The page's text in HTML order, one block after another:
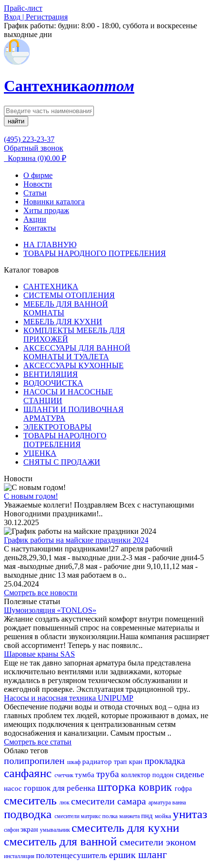
Прайс-лист
Вход | Регистрация
График работы: будни: 8:00 - 18:00, суббота и воскресенье
выходные дни
Сантехникаоптом
найти
(495) 223-23-37
Обратный звонок
Корзина (0)0.00 ₽
О фирме
Новости
Статьи
Новинки каталога
Хиты продаж
Акции
Контакты
НА ГЛАВНУЮ
ТОВАРЫ НАРОДНОГО ПОТРЕБЛЕНИЯ
Каталог товаров
САНТЕХНИКА
СИСТЕМЫ ОТОПЛЕНИЯ
МЕБЕЛЬ ДЛЯ ВАННОЙ
КОМНАТЫ
МЕБЕЛЬ ДЛЯ КУХНИ
КОМПЛЕКТЫ МЕБЕЛЬ ДЛЯ
ПРИХОЖЕЙ
АКСЕССУАРЫ ДЛЯ ВАННОЙ
КОМНАТЫ И ТУАЛЕТА
АКСЕССУАРЫ КУХОННЫЕ
ВЕНТИЛЯЦИЯ
ВОДООЧИСТКА
НАСОСЫ И НАСОСНЫЕ
СТАНЦИИ
ШЛАНГИ И ПОЛИВОЧНАЯ
АРМАТУРА
ЭЛЕКТРОТОВАРЫ
ТОВАРЫ НАРОДНОГО
ПОТРЕБЛЕНИЯ
УЦЕНКА
СНЯТЫ С ПРОДАЖИ
Новости
С новым годом!
Уважаемые коллеги! Поздравляем Всех с наступающими
Новогодними праздниками!..
30.12.2025
График работы на майские праздники 2024
С наступающими праздниками!27 апреля рабочий
день28,29,30,1 мая - выходные дни.2-3 мая - рабочие дни4-5
мая -выходные дни6,7,8 мая - рабочие дни 9,10,11,12 мая -
выходные днис 13 мая работаем в о..
25.04.2024
Смотреть все новости
Полезные статьи
Шумоизоляция «TONLOS»
Желание создать акустический комфорт внутри помещений
рождает повышенный спрос на современные материалы и
решения в области звукоизоляции.Наша компания расширяет
свой ассортимент! Теперь у нас появилс..
Шаровые краны SAS
Еще не так давно запорная арматура была представлена
исключительно вентилями или задвижками, которые
нуждались в регулярном техническом обслуживании и
ежегодной проверке. Эксплуатация традиционной тру..
Насосы и насосная техника UNIPUMP
Обеспечение подачи воды и отвода сточных вод – одна из
главных проблем тех людей, которые проживают в домах, не
имеющих подключения к централизованным сетям
водоснабжения и канализации. Самым простым ..
Смотреть все статьи
Облако тегов
полипропилен шкаф радиатор трап кран прокладка
санфаянс счетчик тумба труба коллектор поддон сиденье
насос горшок для ребенка шторка коврик гофра
смеситель люк смесители самара арматура ванна
подводка смесители матрикс полка манжета пнд мойка унитаз
сифон экран умывальник смеситель для кухни
смеситель для ванной смесители эконом
инсталляция полотенцесушитель ершик шланг